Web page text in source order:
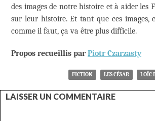
des images de notre histoire et à aider les
sur leur histoire. Et tant que ces images,
comme il faut, ça va être plus difficile.
Propos recueillis parPiotr Czarzasty
FICTION LES CÉSAR LOÏC
LAISSER UN COMMENTAIRE